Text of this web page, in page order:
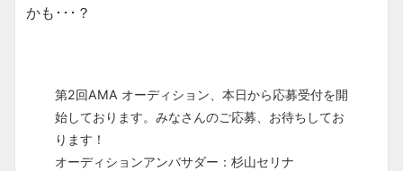
かも･･･？
第2回AMA オーディション、本日から応募受付を開
始しております。みなさんのご応募、お待ちしてお
ります！
オーディションアンバサダー：杉山セリナ